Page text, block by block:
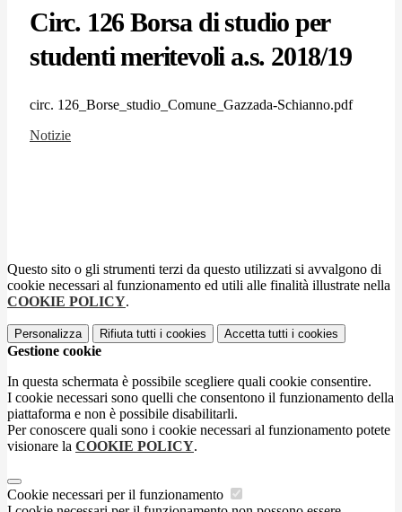
Circ. 126 Borsa di studio per
studenti meritevoli a.s. 2018/19
circ. 126_Borse_studio_Comune_Gazzada-Schianno.pdf
Notizie
Questo sito o gli strumenti terzi da questo utilizzati si avvalgono di
cookie necessari al funzionamento ed utili alle finalità illustrate nella
COOKIE POLICY.
Personalizza Rifiuta tutti i cookies Accetta tutti i cookies
Gestione cookie
In questa schermata è possibile scegliere quali cookie consentire.
I cookie necessari sono quelli che consentono il funzionamento della
piattaforma e non è possibile disabilitarli.
Per conoscere quali sono i cookie necessari al funzionamento potete
visionare la COOKIE POLICY.
Cookie necessari per il funzionamento